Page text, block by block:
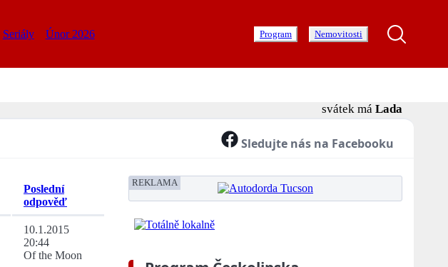
Seriály Únor 2026 Program Nemovitosti
svátek má Lada
Sledujte nás na Facebooku
Poslední
odpověď
10.1.2015
20:44
Of the Moon
REKLAMA